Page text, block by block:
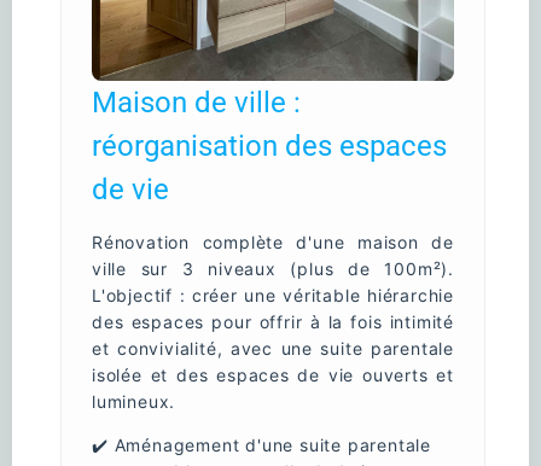
Maison de ville :
réorganisation des espaces
de vie
Rénovation complète d'une maison de
ville sur 3 niveaux (plus de 100m²).
L'objectif : créer une véritable hiérarchie
des espaces pour offrir à la fois intimité
et convivialité, avec une suite parentale
isolée et des espaces de vie ouverts et
lumineux.
✔️ Aménagement d'une suite parentale